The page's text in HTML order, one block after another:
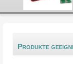
Produkte